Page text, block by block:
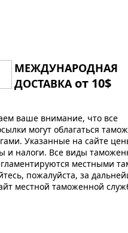
МЕЖДУНАРОДНАЯ
ДОСТАВКА от 10$
ваше внимание, что все
могут облагаться
Указанные на сайте
налоги. Все виды
местными
пожалуйста, за
местной таможенной